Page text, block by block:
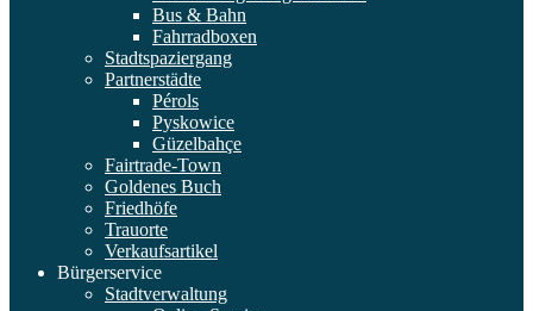
Bus & Bahn
Fahrradboxen
Stadtspaziergang
Partnerstädte
Pérols
Pyskowice
Güzelbahçe
Fairtrade-Town
Goldenes Buch
Friedhöfe
Trauorte
Verkaufsartikel
Bürgerservice
Stadtverwaltung